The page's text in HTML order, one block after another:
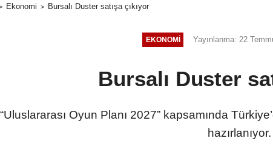
Ekonomi Bursalı Duster satışa çıkıyor
EKONOMI Yayınlanma: 22
Bursalı Duster
Oyun Planı 2027” kapsamında
hazırlanıyor.